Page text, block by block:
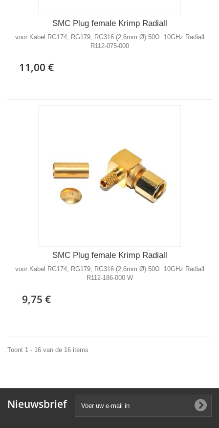
SMC Plug female Krimp Radiall
voor Kabel RG174, RG179, RG316 (2,6mm Ø) 50Ω 10GHz Radiall
R112-075-000
11,00 €
SMC Plug female Krimp Radiall
voor Kabel RG174, RG179, RG316 (2,6mm Ø) 50Ω 10GHz Radiall
R112-186-000 W
9,75 €
Toont 1 - 16 van de 16 items
Nieuwsbrief